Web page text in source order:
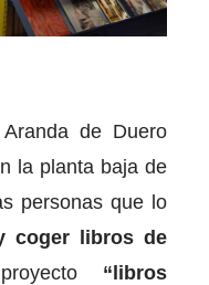
de Duero
la planta baja de
personas que lo
coger libros de
“libros